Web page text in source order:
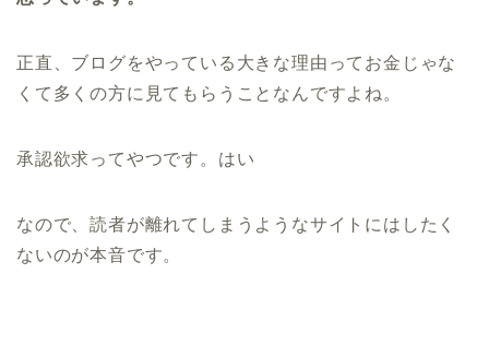
正直、ブログをやっている大きな理由ってお金じゃな
くて多くの方に見てもらうことなんですよね。
承認欲求ってやつです。はい
なので、読者が離れてしまうようなサイトにはしたく
ないのが本音です。